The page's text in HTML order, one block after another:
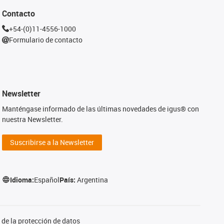
Contacto
+54-(0)11-4556-1000
Formulario de contacto
Newsletter
Manténgase informado de las últimas novedades de igus® con
nuestra Newsletter.
Suscribirse a la Newsletter
Idioma:EspañolPaís:Argentina
la protección de datos